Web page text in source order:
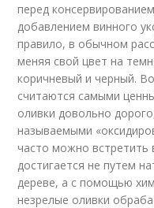
перед
добавлением винного
правило, в обычном
меняя свой цвет на
коричневый и черный.
считаются самыми
оливки довольно
называемыми
часто можно встретить
достигается не путем
дереве, а с помощью
незрелые оливки